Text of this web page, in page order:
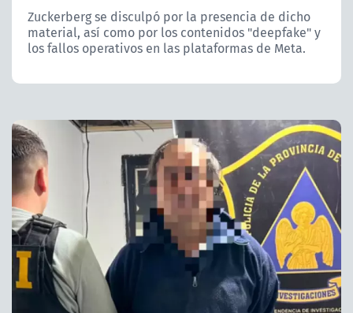
ÁREA DE PROYECTOS
Zuckerberg se disculpó por la presencia de dicho
material, así como por los contenidos "deepfake" y
los fallos operativos en las plataformas de Meta.